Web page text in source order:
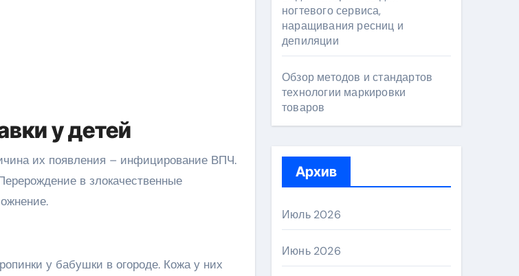
у детей
их появления – инфицирование ВПЧ.
в злокачественные
у бабушки в огороде. Кожа у них
ногтевого сервиса,
наращивания ресниц и
депиляции
Обзор методов и стандартов
технологии маркировки
товаров
Архив
Июль 2026
Июнь 2026